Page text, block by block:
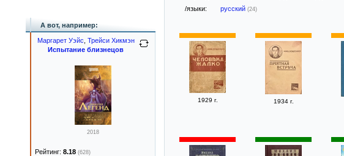
/языки: русский (24)
1929 г. 1934 г.
А вот, например:
Маргарет Уэйс Трейси Хикмэн
Испытание близнецов
2018
Рейтинг: 8.18 (628)